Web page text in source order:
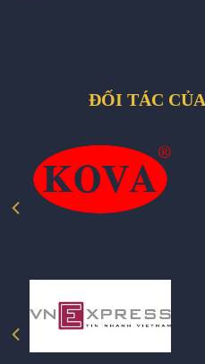
ĐỐI TÁC